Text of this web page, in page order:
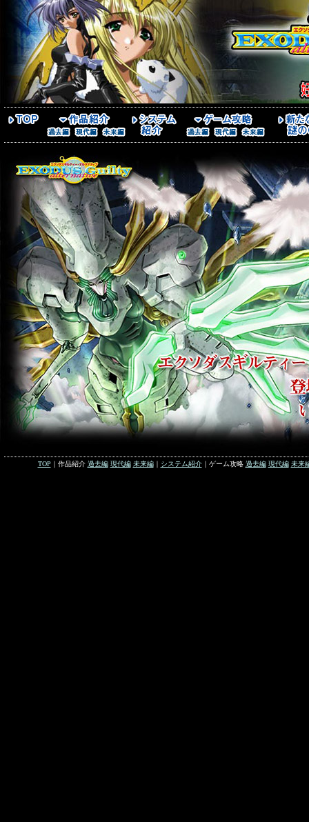
TOP ｜作品紹介 過去編 現代編 未来編｜ システム紹介｜ゲーム攻略 過去編 現代編 未来